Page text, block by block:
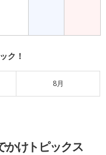
ク！
8月
かけトピックス